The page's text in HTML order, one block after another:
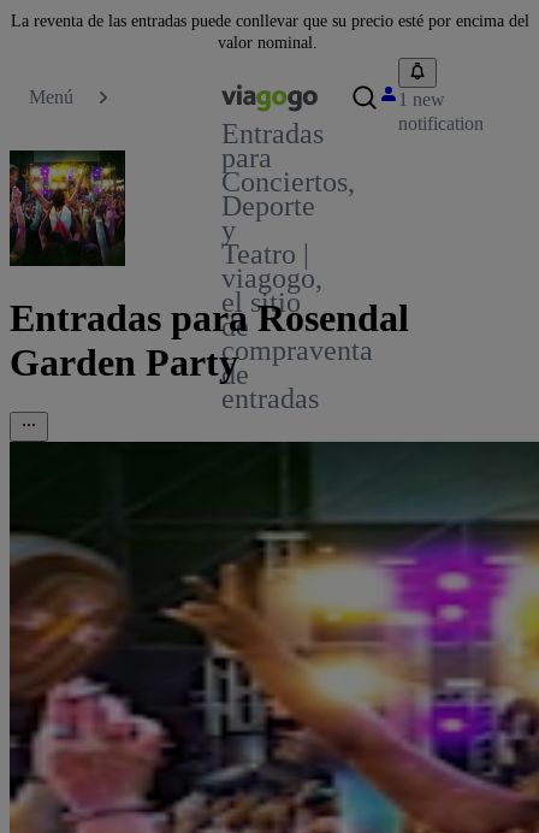
La reventa de las entradas puede conllevar que su precio esté por encima del
valor nominal.
Menú
Entradas
para
Conciertos,
Deporte
y
Teatro |
viagogo,
el sitio
de
compraventa
de
entradas
1 new
notification
Entradas para Rosendal
Garden Party